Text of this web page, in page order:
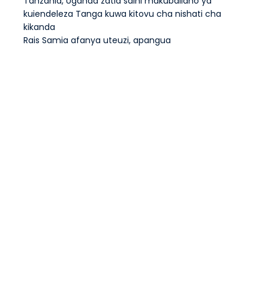
kuiendeleza Tanga kuwa kitovu cha nishati cha
kikanda
Rais Samia afanya uteuzi, apangua